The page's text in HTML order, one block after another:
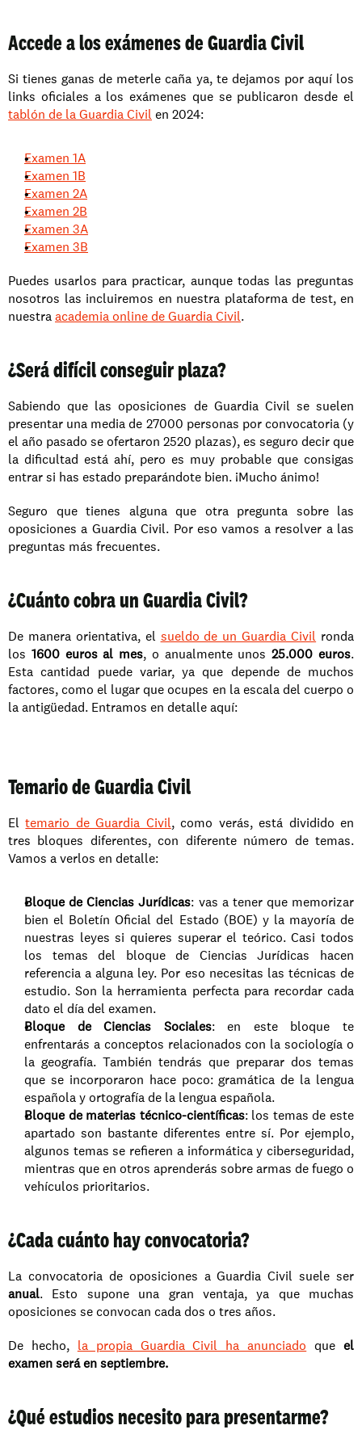
Accede a los exámenes de Guardia Civil
Si tienes ganas de meterle caña ya, te dejamos por aquí los
tablón de la Guardia Civil en 2024:
Examen 1A
Examen 1B
Examen 2A
Examen 2B
Examen 3A
Examen 3B
Puedes usarlos para practicar, aunque todas las preguntas
nosotros las incluiremos en nuestra plataforma de test, en
nuestra academia online de Guardia Civil.
¿Será difícil conseguir plaza?
Sabiendo que las oposiciones de Guardia Civil se suelen
presentar una media de 27000 personas por convocatoria (y
el año pasado se ofertaron 2520 plazas), es seguro decir que
la dificultad está ahí, pero es muy probable que consigas
entrar si has estado preparándote bien. ¡Mucho ánimo!
Seguro que tienes alguna que otra pregunta sobre las
oposiciones a Guardia Civil. Por eso vamos a resolver a las
preguntas más frecuentes.
¿Cuánto cobra un Guardia Civil?
De manera orientativa, el sueldo de un Guardia Civil ronda
los 1600 euros al mes, o anualmente unos 25.000 euros.
Esta cantidad puede variar, ya que depende de muchos
factores, como el lugar que ocupes en la escala del cuerpo o
la antigüedad. Entramos en detalle aquí:
Temario de Guardia Civil
El temario de Guardia Civil, como verás, está dividido en
tres bloques diferentes, con diferente número de temas.
Vamos a verlos en detalle:
Bloque de Ciencias Jurídicas: vas a tener que memorizar
bien el Boletín Oficial del Estado (BOE) y la mayoría de
nuestras leyes si quieres superar el teórico. Casi todos
los temas del bloque de Ciencias Jurídicas hacen
referencia a alguna ley. Por eso necesitas las técnicas de
estudio. Son la herramienta perfecta para recordar cada
dato el día del examen.
Bloque de Ciencias Sociales: en este bloque te
enfrentarás a conceptos relacionados con la sociología o
la geografía. También tendrás que preparar dos temas
que se incorporaron hace poco: gramática de la lengua
española y ortografía de la lengua española.
Bloque de materias técnico-científicas: los temas de este
apartado son bastante diferentes entre sí. Por ejemplo,
algunos temas se refieren a informática y ciberseguridad,
mientras que en otros aprenderás sobre armas de fuego o
vehículos prioritarios.
¿Cada cuánto hay convocatoria?
anual. Esto supone una gran ventaja, ya que muchas
oposiciones se convocan cada dos o tres años.
De hecho, la propia Guardia Civil ha anunciado que el
examen será en septiembre.
¿Qué estudios necesito para presentarme?